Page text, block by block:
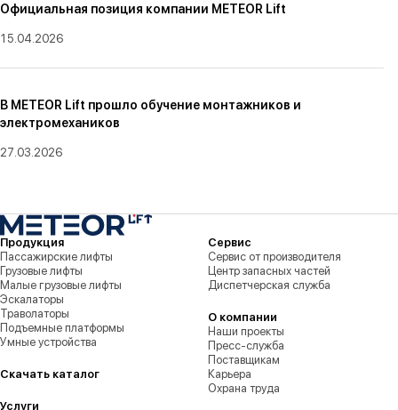
Официальная позиция компании METEOR Lift
15.04.2026
В METEOR Lift прошло обучение монтажников и
электромехаников
27.03.2026
Продукция
Пассажирские лифты
Грузовые лифты
Малые грузовые лифты
Эскалаторы
Траволаторы
Подъемные платформы
Умные устройства
Скачать каталог
Услуги
Сервис
Сервис от производителя
Центр запасных частей
Диспетчерская служба
О компании
Наши проекты
Пресс-служба
Поставщикам
Карьера
Охрана труда